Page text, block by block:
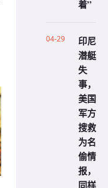
着”
04-29
印尼
潜艇
失
事，
美国
军方
搜救
为名
偷情
报，
同样